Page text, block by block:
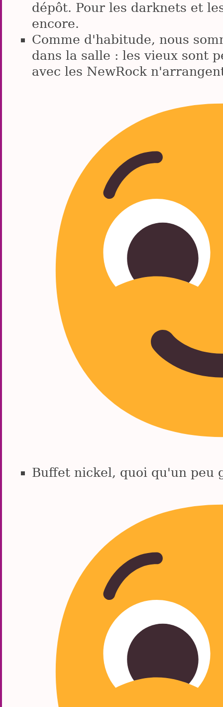
dépôt. Pour les darknets et
encore.
Comme d'habitude, nous
dans la salle : les vieux sont
avec les NewRock
Buffet nickel, quoi qu'un peu